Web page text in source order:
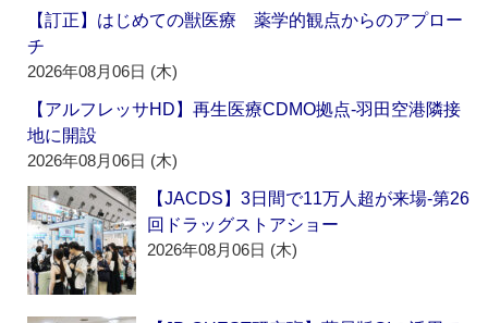
【訂正】はじめての獣医療 薬学的観点からのアプロー
チ
2026年08月06日 (木)
【アルフレッサHD】再生医療CDMO拠点‐羽田空港隣接
地に開設
2026年08月06日 (木)
【JACDS】3日間で11万人超が来場‐第26
回ドラッグストアショー
2026年08月06日 (木)